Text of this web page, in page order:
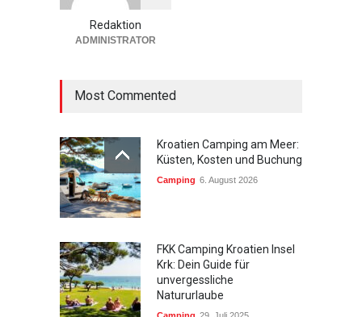
Redaktion
ADMINISTRATOR
Most Commented
Kroatien Camping am Meer:
Küsten, Kosten und Buchung
Camping 6. August 2026
FKK Camping Kroatien Insel
Krk: Dein Guide für
unvergessliche
Natururlaube